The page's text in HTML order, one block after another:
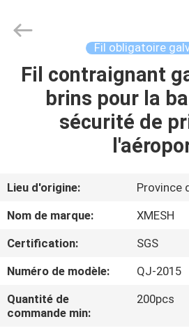
MAISON
AU
SUJET
DE
VISITE
Mesh
Reserved.
Fil obligatoire
Fil contraignant
brins pour la
sécurité de
Lieu d'origine:
Province
Nom de marque:
XMESH
Certification:
SGS
Numéro de modèle:
QJ-2015
Quantité de
commande min:
200pcs